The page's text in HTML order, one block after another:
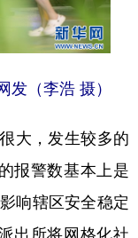
（李浩 摄）
大，发生较多的
报警数基本上是
响辖区安全稳定
出所将网格化社